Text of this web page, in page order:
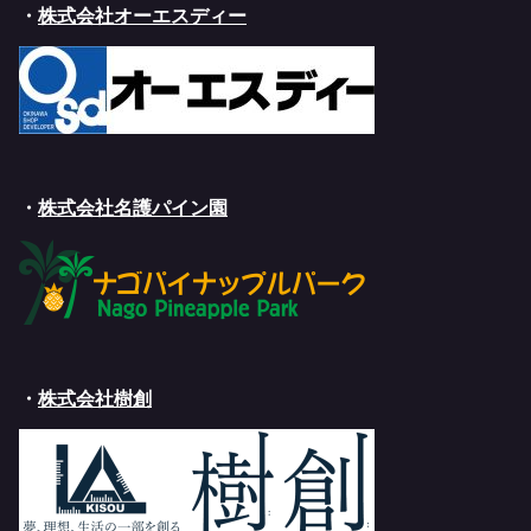
・ 株式会社オーエスディー
・ 株式会社名護パイン園
・ 株式会社樹創